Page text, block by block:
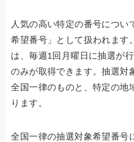
人気の高い特定の番号につい
希望番号」として扱われます
は、毎週1回月曜日に抽選が
のみが取得できます。抽選対
全国一律のものと、特定の地
ります。
全国一律の抽選対象希望番号